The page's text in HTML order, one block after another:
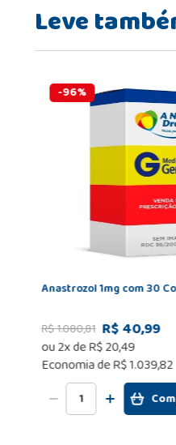
Leve
-96%
Anastrozol 1mg com 30
R$1.080,81 R$ 40,99
ou2x deR$20,49
Economia deR$ 1.039,82